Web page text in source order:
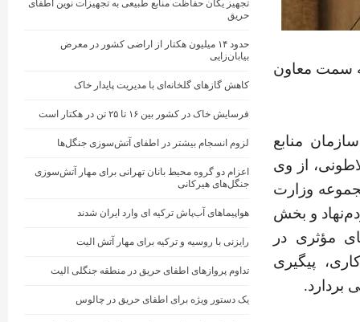
سمت معاون
منابع
از وی
وزارت
و بخش
مؤثری در
پیگیری
بردارد.
تجهیز یگان حفاظت منابع طبیعی به تجهیزات نوین اطفای
حریق
حدود ۱۴ میلیون هکتار از اراضی کشور در معرض
بیابان‌زایی
کاهش گازهای گلخانه‌ای با مدیریت پایدار خاک
فرسایش خاک در کشور بین ۱۶ تا ۲۵ تن در هکتار است
لزوم انسجام بیشتر در اطفای آتش‌سوزی جنگل‌ها
اعزام دو گروه محیط ‌بانان تهرانی برای مهار آتش‌سوزی
جنگل‌های هیرکانی
هواپیماهای آب‌پاش ترکیه ای وارد ایران شدند
رایزنی با روسیه و ترکیه برای مهار آتش الیت
تداوم پروازهای اطفای حریق در منطقه جنگلی الیت
یک دستور ویژه برای اطفای حریق در چالوس